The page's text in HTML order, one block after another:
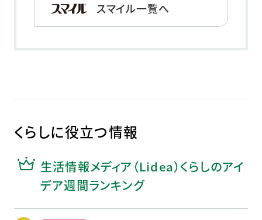
スマイル一覧へ
くらしに役立つ情報
生活情報メディア（Lidea）くらしのアイ
デア週間ランキング